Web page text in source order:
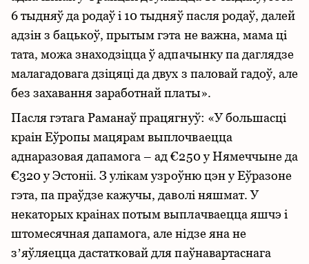
6 тыдняў да родаў і 10 тыдняў пасля родаў, далей
адзін з бацькоў, прытым гэта не важна, мама ці
тата, можа знаходзіцца ў адпачынку па даглядзе
малагадовага дзіцяці да двух з паловай гадоў, але
без захавання заработнай платы».
Пасля гэтага Раманаў працягнуў: «У большасці
краін Еўропы мацярам выплочваецца
аднаразовая дапамога – ад €250 у Нямеччыне да
€320 у Эстоніі. З улікам узроўню цэн у Еўразоне
гэта, па праўдзе кажучы, даволі няшмат. У
некаторых краінах потым выплачваецца яшчэ і
штомесячная дапамога, але нідзе яна не
зʼяўляецца дастатковай для паўнавартаснага